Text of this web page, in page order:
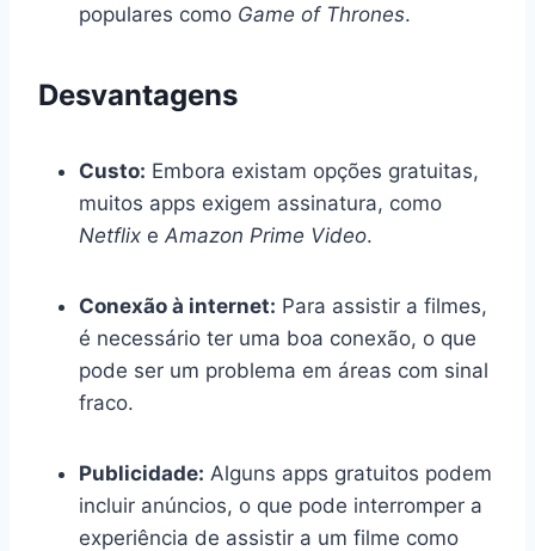
populares como Game of Thrones.
Desvantagens
Custo: Embora existam opções gratuitas,
muitos apps exigem assinatura, como
Netflix e Amazon Prime Video.
Conexão à internet: Para assistir a filmes,
é necessário ter uma boa conexão, o que
pode ser um problema em áreas com sinal
fraco.
Publicidade: Alguns apps gratuitos podem
incluir anúncios, o que pode interromper a
experiência de assistir a um filme como